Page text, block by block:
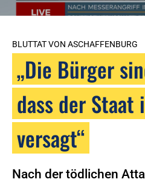
BLUTTAT VON ASCHAFFENBURG
„Die Bürger
dass der
versagt“
Nach der tödlichen